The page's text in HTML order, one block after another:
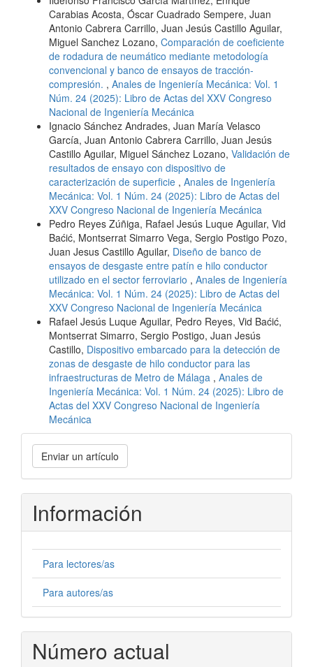
Carabias Acosta, Óscar Cuadrado Sempere, Juan
Antonio Cabrera Carrillo, Juan Jesús Castillo Aguilar,
Miguel Sanchez Lozano, Comparación de coeficiente
de rodadura de neumático mediante metodología
convencional y banco de ensayos de tracción-
compresión. , Anales de Ingeniería Mecánica: Vol. 1
Núm. 24 (2025): Libro de Actas del XXV Congreso
Nacional de Ingeniería Mecánica
Ignacio Sánchez Andrades, Juan María Velasco
García, Juan Antonio Cabrera Carrillo, Juan Jesús
Castillo Aguilar, Miguel Sánchez Lozano, Validación de
resultados de ensayo con dispositivo de
caracterización de superficie , Anales de Ingeniería
Mecánica: Vol. 1 Núm. 24 (2025): Libro de Actas del
XXV Congreso Nacional de Ingeniería Mecánica
Pedro Reyes Zúñiga, Rafael Jesús Luque Aguilar, Vid
Baćić, Montserrat Simarro Vega, Sergio Postigo Pozo,
Juan Jesus Castillo Aguilar, Diseño de banco de
ensayos de desgaste entre patín e hilo conductor
utilizado en el sector ferroviario , Anales de Ingeniería
Mecánica: Vol. 1 Núm. 24 (2025): Libro de Actas del
XXV Congreso Nacional de Ingeniería Mecánica
Rafael Jesús Luque Aguilar, Pedro Reyes, Vid Baćić,
Montserrat Simarro, Sergio Postigo, Juan Jesús
Castillo, Dispositivo embarcado para la detección de
zonas de desgaste de hilo conductor para las
infraestructuras de Metro de Málaga , Anales de
Ingeniería Mecánica: Vol. 1 Núm. 24 (2025): Libro de
Actas del XXV Congreso Nacional de Ingeniería
Mecánica
Enviar
un
artículo
Enviar un artículo
Información
Para lectores/as
Para autores/as
Número actual